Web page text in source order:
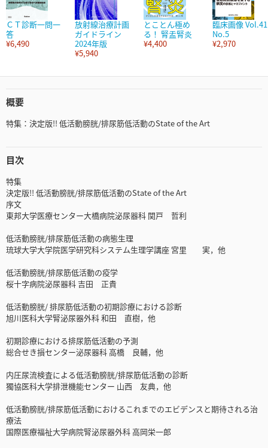
ＣＴ診断一問一
答
¥6,490
放射線治療計画
ガイドライン
2024年版
¥5,940
とことん極め
る！ 腎盂腎炎
¥4,400
臨床画像 Vol.41
No.5
¥2,970
概要
特集：決定版!! 低活動膀胱/排尿筋低活動のState of the Art
目次
特集
決定版!! 低活動膀胱/排尿筋低活動のState of the Art
序文
東邦大学医療センター大橋病院泌尿器科 関戸 哲利
低活動膀胱/排尿筋低活動の病態生理
琉球大学大学院医学研究科システム生理学講座 宮里 実，他
低活動膀胱/排尿筋低活動の疫学
桜十字病院泌尿器科 吉田 正貴
低活動膀胱/ 排尿筋低活動の初期診療における診断
旭川医科大学腎泌尿器外科 和田 直樹，他
初期診療における排尿筋低活動の予測
総合せき損センター泌尿器科 高橋 良輔，他
内圧尿流検査による低活動膀胱/排尿筋低活動の診断
獨協医科大学排泄機能センター 山西 友典，他
低活動膀胱/排尿筋低活動におけるこれまでのエビデンスと期待される治
療法
国際医療福祉大学病院腎泌尿器外科 高岡栄一郎